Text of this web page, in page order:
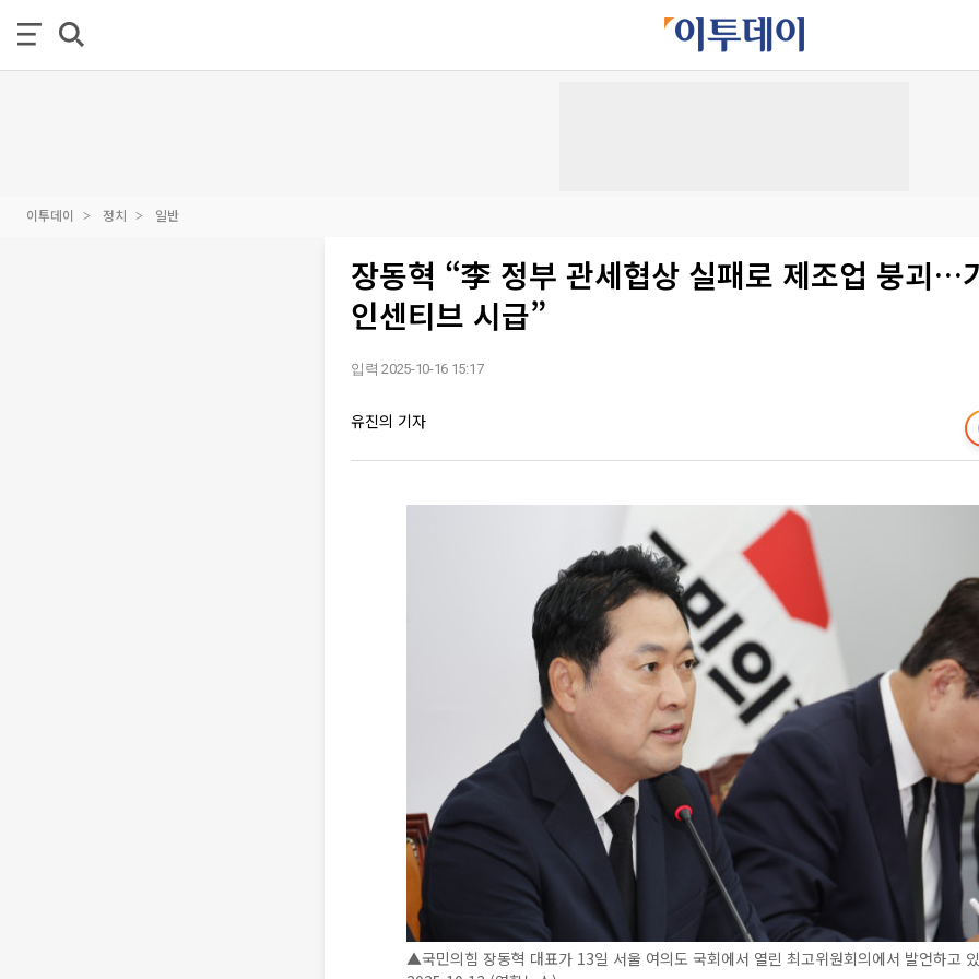
이투데이 정치 일반
장동혁 “李 정부 관세협상 실패로 제조업 붕괴…
인센티브 시급”
입력 2025-10-16 15:17
유진의 기자
▲국민의힘 장동혁 대표가 13일 서울 여의도 국회에서 열린 최고위원회의에서 발언하고